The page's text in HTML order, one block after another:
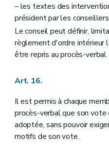
– les textes des
président par les
Le conseil peut définir,
règlement d'ordre intérieur
être repris au procès-verbal
Art. 16.
Il est permis à chaque
procès-verbal que son
adoptée, sans pouvoir
motifs de son vote.